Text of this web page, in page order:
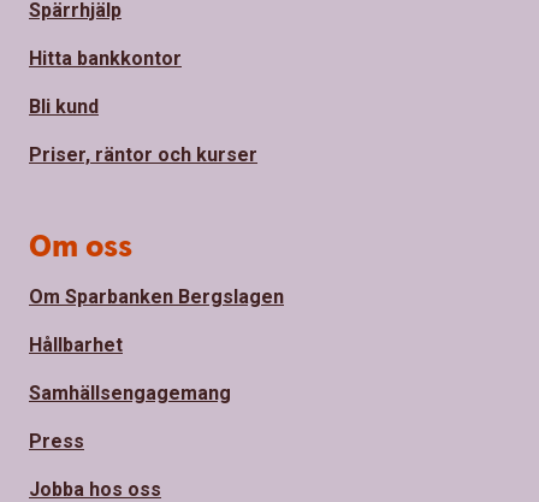
Spärrhjälp
Hitta bankkontor
Bli kund
Priser, räntor och kurser
Om oss
Om Sparbanken Bergslagen
Hållbarhet
Samhällsengagemang
Press
Jobba hos oss